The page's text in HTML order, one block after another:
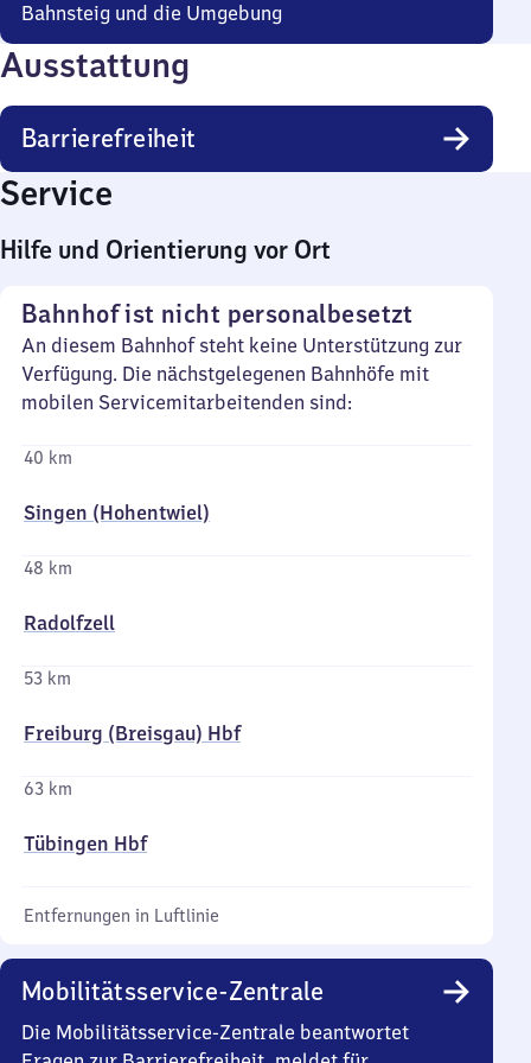
Bahnsteig und die Umgebung
Ausstattung
Barrierefreiheit
Service
Hilfe und Orientierung vor Ort
Bahnhof ist nicht personalbesetzt
An diesem Bahnhof steht keine Unterstützung zur
Verfügung. Die nächstgelegenen Bahnhöfe mit
mobilen Servicemitarbeitenden sind:
40 km
Singen (Hohentwiel)
48 km
Radolfzell
53 km
Freiburg (Breisgau) Hbf
63 km
Tübingen Hbf
Entfernungen in Luftlinie
Mobilitätsservice-Zentrale
Die Mobilitätsservice-Zentrale beantwortet